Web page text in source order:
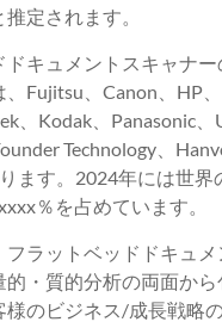
定されます。
ドキュメントスキャナ
Fujitsu、Canon、HP、
、Kodak、Panasonic、
Technology、
ます。2024年には世界
％を占めています。
フラットベッドドキュ
的・質的分析の両面か
様のビジネス/成長戦略